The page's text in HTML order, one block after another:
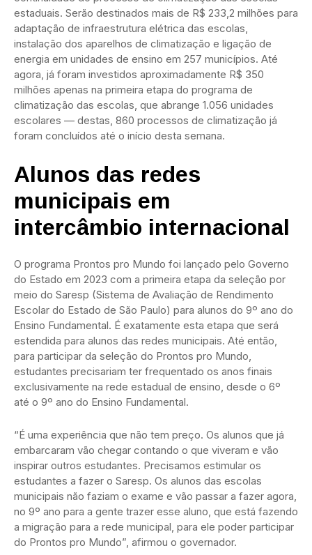
estaduais. Serão destinados mais de R$ 233,2 milhões para
adaptação de infraestrutura elétrica das escolas,
instalação dos aparelhos de climatização e ligação de
energia em unidades de ensino em 257 municípios. Até
agora, já foram investidos aproximadamente R$ 350
milhões apenas na primeira etapa do programa de
climatização das escolas, que abrange 1.056 unidades
escolares — destas, 860 processos de climatização já
foram concluídos até o início desta semana.
Alunos das redes
municipais em
intercâmbio internacional
O programa Prontos pro Mundo foi lançado pelo Governo
do Estado em 2023 com a primeira etapa da seleção por
meio do Saresp (Sistema de Avaliação de Rendimento
Escolar do Estado de São Paulo) para alunos do 9º ano do
Ensino Fundamental. É exatamente esta etapa que será
estendida para alunos das redes municipais. Até então,
para participar da seleção do Prontos pro Mundo,
estudantes precisariam ter frequentado os anos finais
exclusivamente na rede estadual de ensino, desde o 6º
até o 9º ano do Ensino Fundamental.
“É uma experiência que não tem preço. Os alunos que já
embarcaram vão chegar contando o que viveram e vão
inspirar outros estudantes. Precisamos estimular os
estudantes a fazer o Saresp. Os alunos das escolas
municipais não faziam o exame e vão passar a fazer agora,
no 9º ano para a gente trazer esse aluno, que está fazendo
a migração para a rede municipal, para ele poder participar
do Prontos pro Mundo”, afirmou o governador.